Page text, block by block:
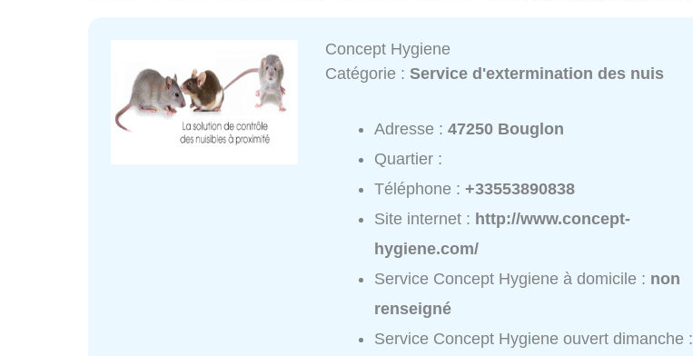
Concept Hygiene
Catégorie :Service d'extermination des nuis
Adresse :47250 Bouglon
Quartier :
Téléphone :+33553890838
Site internet : http://www.concept-
hygiene.com/
Service Concept Hygiene à domicile : non
renseigné
Service Concept Hygiene ouvert dimanche :